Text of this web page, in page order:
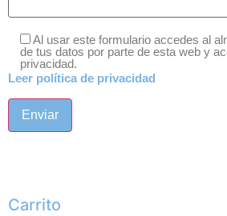
Al usar este formulario accedes al
de tus datos por parte de esta web y
privacidad.
Leer política de privacidad
Carrito